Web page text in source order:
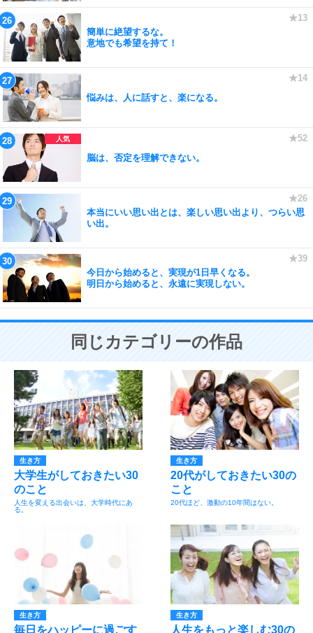
簡単に絶望するな。
意地でも希望を持て！
悩みは、人に話すと、楽になる。
脳は、否定を理解できない。
本当にいい思い出とは、楽しい思い出より、つらい思
い出。
今日から始めると、実現が1日早くなる。
明日から始めると、永遠に実現しない。
同じカテゴリーの作品
生き方
大学生がしておきたい30
のこと
人生を変える出会いは、大学時代にあ
る。
生き方
20代がしておきたい30の
こと
20代ほど、激動の10年間はない。
生き方
毎日をハッピーに過ごす
生き方
人生をもっと楽しむ30の